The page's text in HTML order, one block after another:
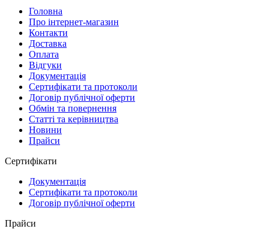
Головна
Про інтернет-магазин
Контакти
Доставка
Оплата
Відгуки
Документація
Сертифікати та протоколи
Договір публічної оферти
Обмін та повернення
Статті та керівництва
Новини
Прайси
Сертифікати
Документація
Сертифікати та протоколи
Договір публічної оферти
Прайси